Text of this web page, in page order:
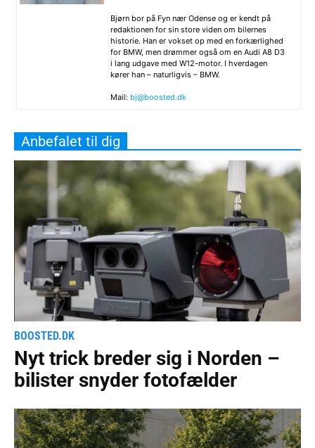
Bjørn bor på Fyn nær Odense og er kendt på
redaktionen for sin store viden om bilernes
historie. Han er vokset op med en forkærlighed
for BMW, men drømmer også om en Audi A8 D3
i lang udgave med W12-motor. I hverdagen
kører han – naturligvis – BMW.
Mail: bj@boosted.dk